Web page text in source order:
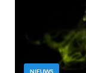
NIEUWS